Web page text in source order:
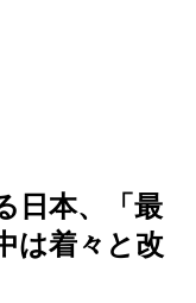
日本、「最
は着々と改